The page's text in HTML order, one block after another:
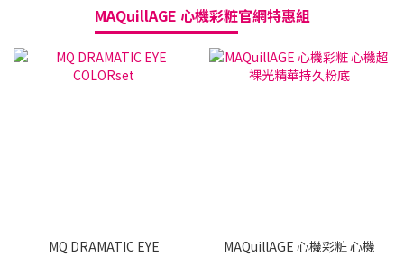
MAQuillAGE 心機彩粧官網特惠組
MQ DRAMATIC EYE
MAQuillAGE 心機彩粧 心機